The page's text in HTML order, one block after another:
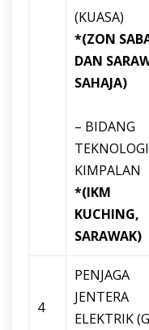
(KUASA)
*(ZON
DAN
SAHAJA)
– BIDANG
TEKNOLOGI
KIMPALAN
*(IKM
KUCHING,
SARAWAK)
4
PENJAGA
JENTERA
ELEKTRIK